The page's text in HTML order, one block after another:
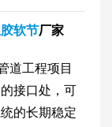
软节厂家
道工程项目
接口处，可
的长期稳定